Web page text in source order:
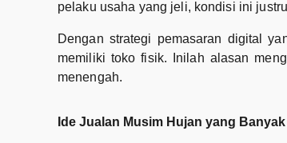
pelaku usaha yang jeli, kondisi ini
Dengan strategi pemasaran digital
memiliki toko fisik. Inilah alasan
menengah.
Ide Jualan Musim Hujan yang